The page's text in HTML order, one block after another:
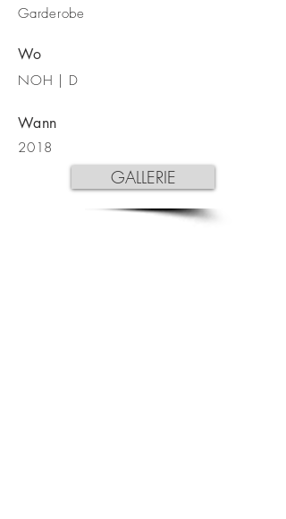
Garderobe
Wo
NOH | D
Wann
2018
GALLERIE